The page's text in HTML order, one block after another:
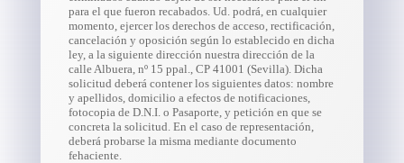
para el que fueron recabados. Ud. podrá, en cualquier
momento, ejercer los derechos de acceso, rectificación,
cancelación y oposición según lo establecido en dicha
ley, a la siguiente dirección nuestra dirección de la
calle Albuera, nº 15 ppal., CP 41001 (Sevilla). Dicha
solicitud deberá contener los siguientes datos: nombre
y apellidos, domicilio a efectos de notificaciones,
fotocopia de D.N.I. o Pasaporte, y petición en que se
concreta la solicitud. En el caso de representación,
deberá probarse la misma mediante documento
fehaciente.